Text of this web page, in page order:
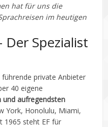
hat für uns die
im heutigen
Der Spezialist
private Anbieter
40 eigene
und aufregendsten
York, Honolulu, Miami,
1965 steht EF für